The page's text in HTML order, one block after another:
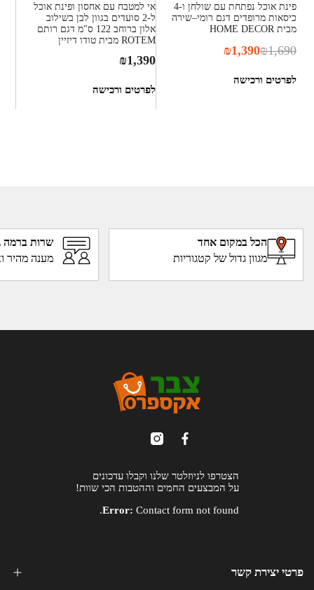
פינת אוכל נפתחת עם שולחן ו-4
כיסאות מרופדים דגם רומי–שירה
מבית HOME DECOR
₪1,690
₪1,390
לפרטים ורכישה
אי למטבח עם אחסון ופינת אוכל
ל-2 סועדים בגוון לבן בשילוב
אלון ברוחב 122 ס"מ דגם רותם
ROTEM מבית טודו דיזיין
₪1,390
לפרטים ורכישה
הכל במקום אחד
מגוון גדול של קטגוריות
שרות ברמה
מענה מהיר
הצטרפו לניוזלטר שלנו וקבלו עדכונים
על המבצעים החמים וההטבות הכי שוות!
Error: Contact form not found.
פרטי יצירת קשר